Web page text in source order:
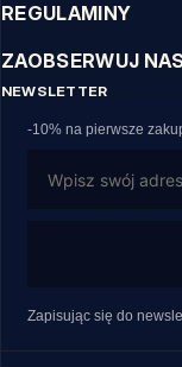
REGULAMINY
ZAOBSERWUJ
NEWSLETTER
-10% na pierwsze
Zapisując się do